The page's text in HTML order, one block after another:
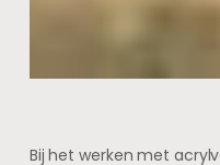
Bij het werken met